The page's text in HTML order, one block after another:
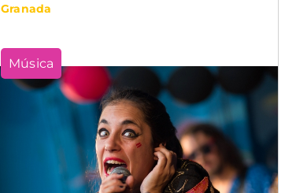
Granada
Música